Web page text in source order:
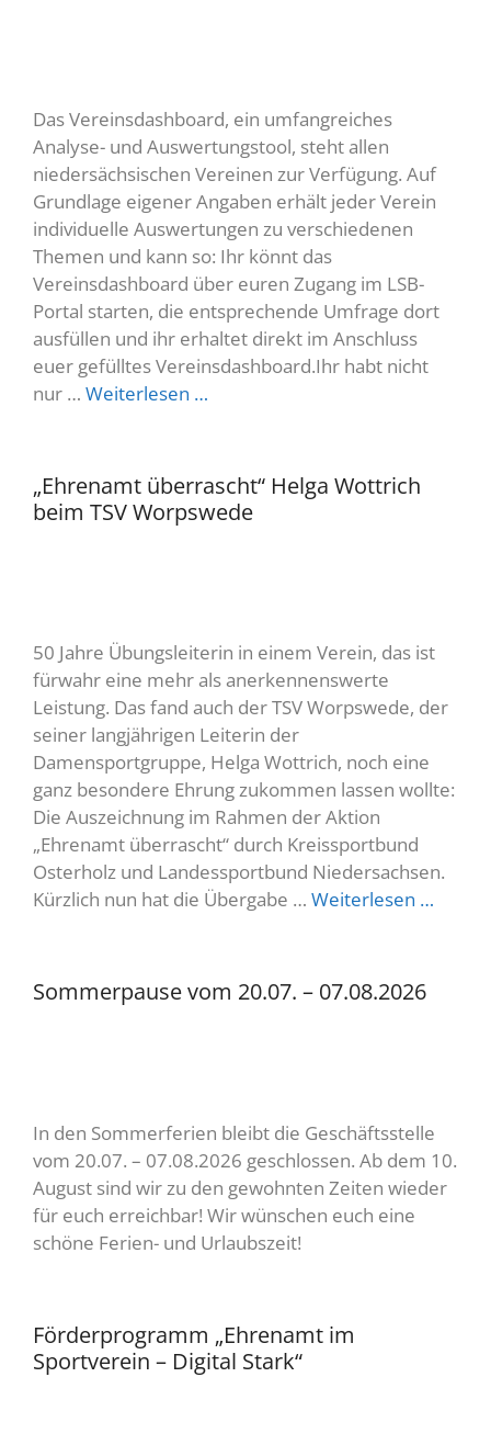
Das Vereinsdashboard, ein umfangreiches
Analyse- und Auswertungstool, steht allen
niedersächsischen Vereinen zur Verfügung. Auf
Grundlage eigener Angaben erhält jeder Verein
individuelle Auswertungen zu verschiedenen
Themen und kann so: Ihr könnt das
Vereinsdashboard über euren Zugang im LSB-
Portal starten, die entsprechende Umfrage dort
ausfüllen und ihr erhaltet direkt im Anschluss
euer gefülltes Vereinsdashboard.Ihr habt nicht
nur … Weiterlesen …
„Ehrenamt überrascht“ Helga Wottrich
beim TSV Worpswede
50 Jahre Übungsleiterin in einem Verein, das ist
fürwahr eine mehr als anerkennenswerte
Leistung. Das fand auch der TSV Worpswede, der
seiner langjährigen Leiterin der
Damensportgruppe, Helga Wottrich, noch eine
ganz besondere Ehrung zukommen lassen wollte:
Die Auszeichnung im Rahmen der Aktion
„Ehrenamt überrascht“ durch Kreissportbund
Osterholz und Landessportbund Niedersachsen.
Kürzlich nun hat die Übergabe … Weiterlesen …
Sommerpause vom 20.07. – 07.08.2026
In den Sommerferien bleibt die Geschäftsstelle
vom 20.07. – 07.08.2026 geschlossen. Ab dem 10.
August sind wir zu den gewohnten Zeiten wieder
für euch erreichbar! Wir wünschen euch eine
schöne Ferien- und Urlaubszeit!
Förderprogramm „Ehrenamt im
Sportverein – Digital Stark“